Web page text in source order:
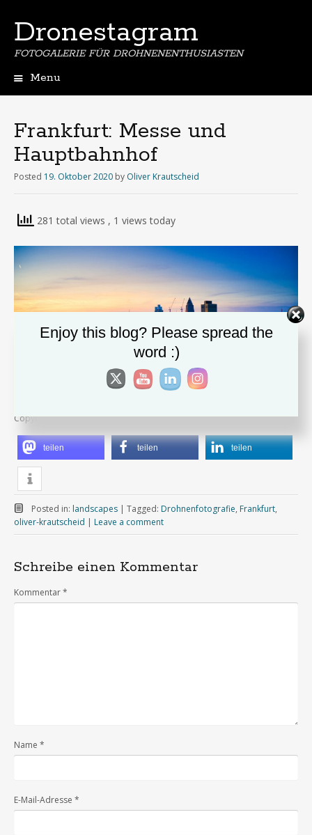
Dronestagram
FOTOGALERIE FÜR DROHNENENTHUSIASTEN
Menu
Frankfurt: Messe und
Hauptbahnhof
Posted 19. Oktober 2020 by Oliver Krautscheid
281 total views , 1 views today
Copyright Oliver Krautscheid
teilen teilen teilen
Posted in: landscapes | Tagged: Drohnenfotografie, Frankfurt,
oliver-krautscheid | Leave a comment
Schreibe einen Kommentar
Kommentar*
Name *
E-Mail-Adresse *
Enjoy this blog? Please spread the
word :)